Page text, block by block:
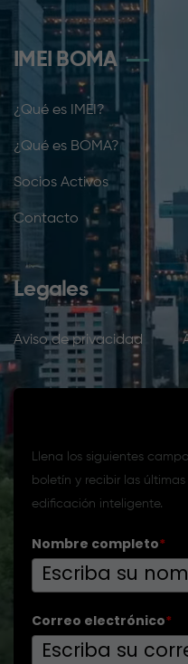
IMEI BOMA
¿Qué es IMEI?
¿Qué es BOMA?
Socios Activos
Contacto
Legales
Aviso de privacidad
Llena los siguientes
boletín y recibir las
edificación inteligente.
Nombre completo*
Correo electrónico*